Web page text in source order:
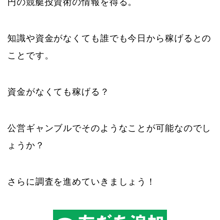
円の競艇投資術の情報を得る。
知識や資金がなくても誰でも今日から稼げるとの
ことです。
資金がなくても稼げる？
公営ギャンブルでそのようなことが可能なのでし
ょうか？
さらに調査を進めていきましょう！